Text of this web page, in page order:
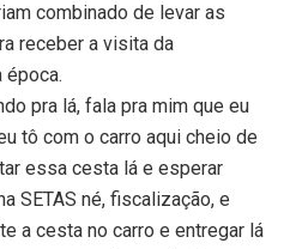
combinado de levar as
receber a visita da
época.
pra lá, fala pra mim que eu
tô com o carro aqui cheio de
essa cesta lá e esperar
SETAS né, fiscalização, e
a cesta no carro e entregar lá